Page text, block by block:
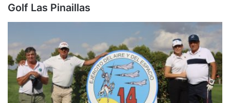
Golf Las Pinaillas